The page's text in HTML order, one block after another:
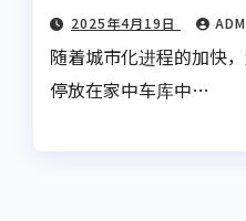
2025年4月19日
随着城市化进程的加快
停放在家中车库中…